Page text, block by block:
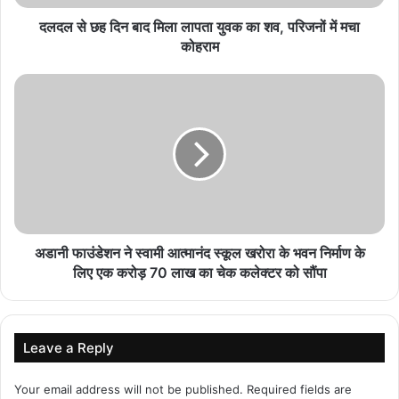
दलदल से छह दिन बाद मिला लापता युवक का शव, परिजनों में मचा
कोहराम
अडानी फाउंडेशन ने स्वामी आत्मानंद स्कूल खरोरा के भवन निर्माण के
लिए एक करोड़ 70 लाख का चेक कलेक्टर को सौंपा
Leave a Reply
Your email address will not be published. Required fields are